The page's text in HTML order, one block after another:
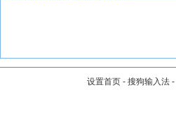
设置首页 - 搜狗输入法 -